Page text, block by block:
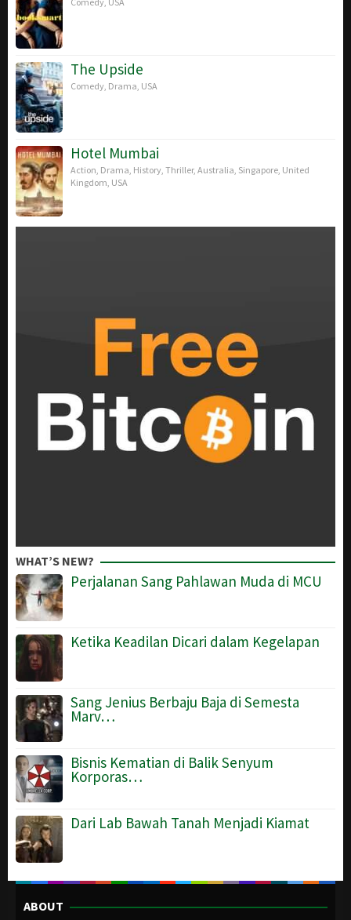
The Upside
Comedy Drama USA
Hotel Mumbai
Action Drama History Thriller, Australia Singapore United
Kingdom USA
WHAT’S NEW?
Perjalanan Sang Pahlawan Muda di MCU
Ketika Keadilan Dicari dalam Kegelapan
Sang Jenius Berbaju Baja di Semesta
Marv…
Bisnis Kematian di Balik Senyum
Korporas…
Dari Lab Bawah Tanah Menjadi Kiamat
ABOUT